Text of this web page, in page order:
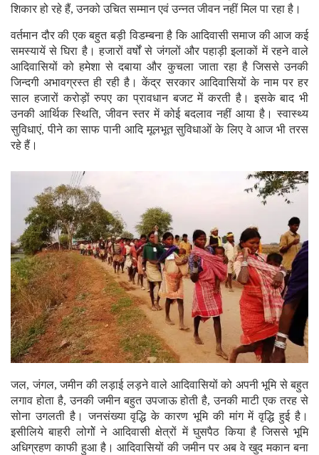
शिकार हो रहे हैं, उनको उचित सम्मान एवं उन्नत जीवन नहीं मिल पा रहा है।
वर्तमान दौर की एक बहुत बड़ी विडम्बना है कि आदिवासी समाज की आज कई
समस्यायें से घिरा है। हजारों वर्षों से जंगलों और पहाड़ी इलाकों में रहने वाले
आदिवासियों को हमेशा से दबाया और कुचला जाता रहा है जिससे उनकी
जिन्दगी अभावग्रस्त ही रही है। केंद्र सरकार आदिवासियों के नाम पर हर
साल हजारों करोड़ों रुपए का प्रावधान बजट में करती है। इसके बाद भी
उनकी आर्थिक स्थिति, जीवन स्तर में कोई बदलाव नहीं आया है। स्वास्थ्य
सुविधाएं, पीने का साफ पानी आदि मूलभूत सुविधाओं के लिए वे आज भी तरस
रहे हैं।
जल, जंगल, जमीन की लड़ाई लड़ने वाले आदिवासियों को अपनी भूमि से बहुत
लगाव होता है, उनकी जमीन बहुत उपजाऊ होती है, उनकी माटी एक तरह से
सोना उगलती है। जनसंख्या वृद्धि के कारण भूमि की मांग में वृद्धि हुई है।
इसीलिये बाहरी लोगोें ने आदिवासी क्षेत्रों में घुसपैठ किया है जिससे भूमि
अधिग्रहण काफी हुआ है। आदिवासियों की जमीन पर अब वे खुद मकान बना